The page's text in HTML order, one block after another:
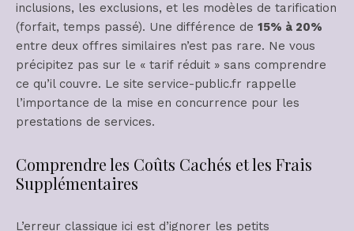
inclusions, les exclusions, et les modèles de tarification
(forfait, temps passé). Une différence de 15% à 20%
entre deux offres similaires n’est pas rare. Ne vous
précipitez pas sur le « tarif réduit » sans comprendre
ce qu’il couvre. Le site service-public.fr rappelle
l’importance de la mise en concurrence pour les
prestations de services.
Comprendre les Coûts Cachés et les Frais
Supplémentaires
L’erreur classique ici est d’ignorer les petits